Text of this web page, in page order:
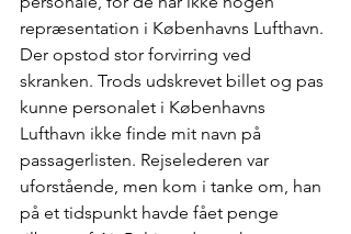
repræsentation i Københavns Lufthavn.
Der opstod stor forvirring ved
skranken. Trods udskrevet billet og pas
kunne personalet i Københavns
Lufthavn ikke finde mit navn på
passagerlisten. Rejselederen var
uforstående, men kom i tanke om, han
på et tidspunkt havde fået penge